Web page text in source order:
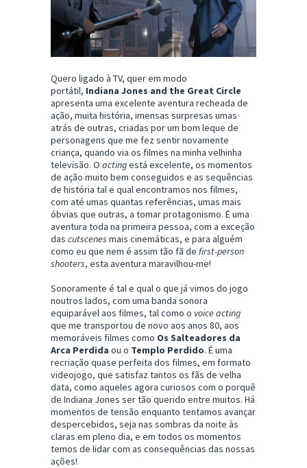
Quero ligado à TV, quer em modo
portátil, Indiana Jones and the Great Circle
apresenta uma excelente aventura recheada de
ação, muita história, imensas surpresas umas
atrás de outras, criadas por um bom leque de
personagens que me fez sentir novamente
criança, quando via os filmes na minha velhinha
televisão. O actingestá excelente, os momentos
de ação muito bem conseguidos e as sequências
de história tal e qual encontramos nos filmes,
com até umas quantas referências, umas mais
óbvias que outras, a tomar protagonismo. É uma
aventura toda na primeira pessoa, com a exceção
das cutscenes mais cinemáticas, e para alguém
como eu que nem é assim tão fã de first-person
shooters, esta aventura maravilhou-me!
Sonoramente é tal e qual o que já vimos do jogo
noutros lados, com uma banda sonora
equiparável aos filmes, tal como o voice acting
que me transportou de novo aos anos 80, aos
memoráveis filmes como Os Salteadores da
Arca Perdida ou o Templo Perdido. É uma
recriação quase perfeita dos filmes, em formato
videojogo, que satisfaz tantos os fãs de velha
data, como aqueles agora curiosos com o porquê
de Indiana Jones ser tão querido entre muitos. Há
momentos de tensão enquanto tentamos avançar
despercebidos, seja nas sombras da noite às
claras em pleno dia, e em todos os momentos
temos de lidar com as consequências das nossas
ações!